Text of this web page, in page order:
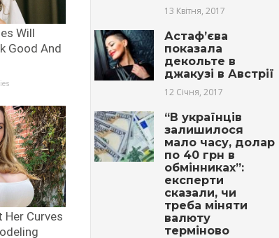
13 Квітня, 2017
Астаф’єва
показала
декольте в
джакузі в Австрії
12 Січня, 2017
“В українців
залишилося
мало часу, долар
по 40 грн в
обмінниках”:
експерти
сказали, чи
треба міняти
валюту
терміново